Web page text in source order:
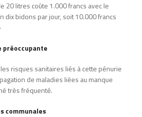
20 litres coûte 1.000 francs avec le
dix bidons par jour, soit 10.000 francs
risques sanitaires liés à cette pénurie
de maladies liées au manque
très fréquenté.
communales